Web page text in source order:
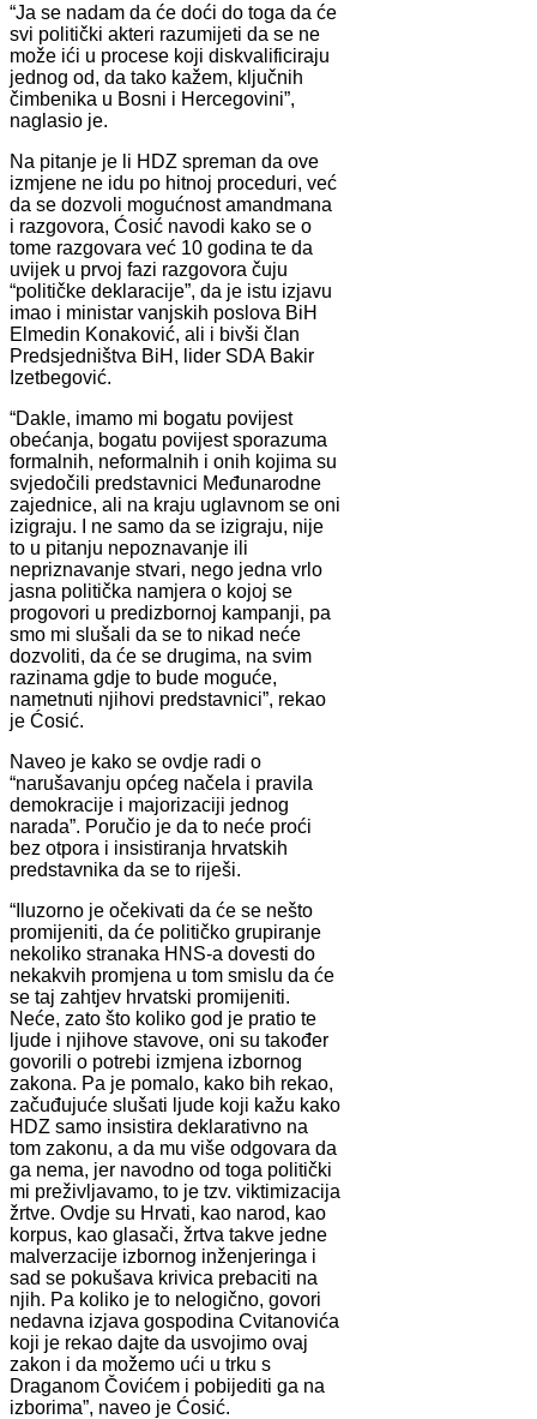
“Ja se nadam da će doći do toga da će
svi politički akteri razumijeti da se ne
može ići u procese koji diskvalificiraju
jednog od, da tako kažem, ključnih
čimbenika u Bosni i Hercegovini”,
naglasio je.
Na pitanje je li HDZ spreman da ove
izmjene ne idu po hitnoj proceduri, već
da se dozvoli mogućnost amandmana
i razgovora, Ćosić navodi kako se o
tome razgovara već 10 godina te da
uvijek u prvoj fazi razgovora čuju
“političke deklaracije”, da je istu izjavu
imao i ministar vanjskih poslova BiH
Elmedin Konaković, ali i bivši član
Predsjedništva BiH, lider SDA Bakir
Izetbegović.
“Dakle, imamo mi bogatu povijest
obećanja, bogatu povijest sporazuma
formalnih, neformalnih i onih kojima su
svjedočili predstavnici Međunarodne
zajednice, ali na kraju uglavnom se oni
izigraju. I ne samo da se izigraju, nije
to u pitanju nepoznavanje ili
nepriznavanje stvari, nego jedna vrlo
jasna politička namjera o kojoj se
progovori u predizbornoj kampanji, pa
smo mi slušali da se to nikad neće
dozvoliti, da će se drugima, na svim
razinama gdje to bude moguće,
nametnuti njihovi predstavnici”, rekao
je Ćosić.
Naveo je kako se ovdje radi o
“narušavanju općeg načela i pravila
demokracije i majorizaciji jednog
narada”. Poručio je da to neće proći
bez otpora i insistiranja hrvatskih
predstavnika da se to riješi.
“Iluzorno je očekivati da će se nešto
promijeniti, da će političko grupiranje
nekoliko stranaka HNS-a dovesti do
nekakvih promjena u tom smislu da će
se taj zahtjev hrvatski promijeniti.
Neće, zato što koliko god je pratio te
ljude i njihove stavove, oni su također
govorili o potrebi izmjena izbornog
zakona. Pa je pomalo, kako bih rekao,
začuđujuće slušati ljude koji kažu kako
HDZ samo insistira deklarativno na
tom zakonu, a da mu više odgovara da
ga nema, jer navodno od toga politički
mi preživljavamo, to je tzv. viktimizacija
žrtve. Ovdje su Hrvati, kao narod, kao
korpus, kao glasači, žrtva takve jedne
malverzacije izbornog inženjeringa i
sad se pokušava krivica prebaciti na
njih. Pa koliko je to nelogično, govori
nedavna izjava gospodina Cvitanovića
koji je rekao dajte da usvojimo ovaj
zakon i da možemo ući u trku s
Draganom Čovićem i pobijediti ga na
izborima”, naveo je Ćosić.